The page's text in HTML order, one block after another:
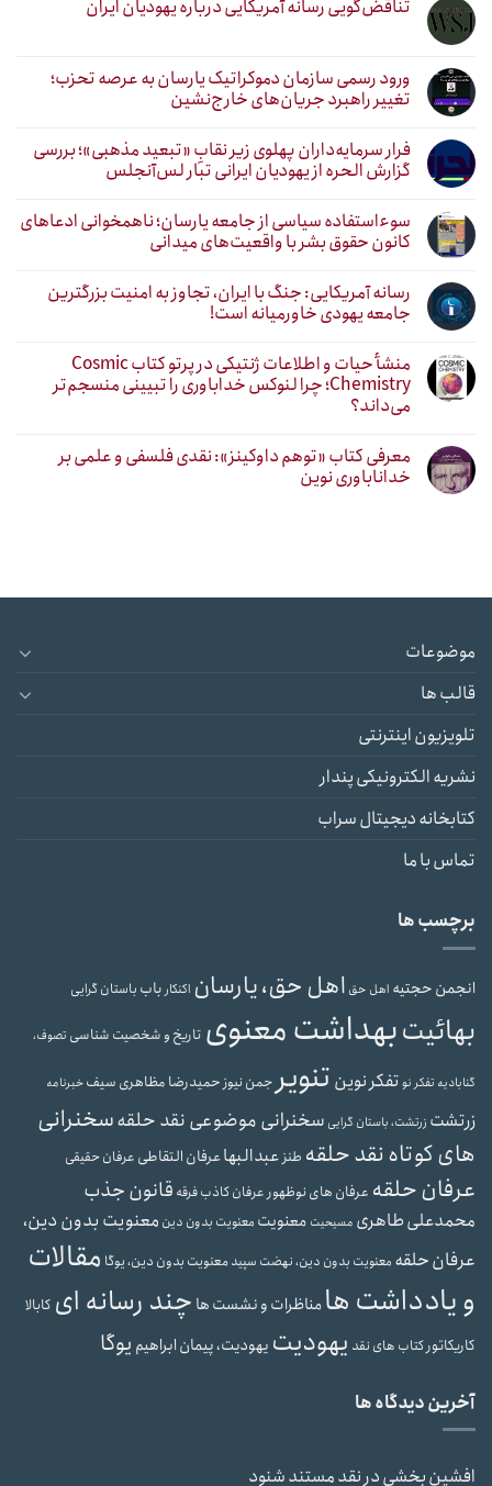
تناقض‌گویی رسانه آمریکایی درباره یهودیان ایران
ورود رسمی سازمان دموکراتیک یارسان به عرصه تحزب؛
تغییر راهبرد جریان‌های خارج‌نشین
فرار سرمایه‌داران پهلوی زیر نقابِ «تبعید مذهبی»؛ بررسی
گزارش الحره از یهودیان ایرانی تبار لس‌آنجلس
سوءاستفاده سیاسی از جامعه یارسان؛ ناهمخوانی ادعاهای
کانون حقوق بشر با واقعیت‌های میدانی
رسانه آمریکایی: جنگ با ایران، تجاوز به امنیت بزرگترین
جامعه یهودی خاورمیانه است!
منشأ حیات و اطلاعات ژنتیکی در پرتو کتاب Cosmic
Chemistry؛ چرا لنوکس خداباوری را تبیینی منسجم‌تر
می‌داند؟
معرفی کتاب «توهم داوکینز»: نقدی فلسفی و علمی بر
خداناباوری نوین
موضوعات
قالب ها
تلویزیون اینترنتی
نشریه الکترونیکی پندار
کتابخانه دیجیتال سراب
تماس با ما
برچسب ها
انجمن حجتیه اهل حق اهل حق، یارسان اکنکارباب باستان گرایی
بهائیتبهداشت معنوی تاریخ و شخصیت شناسی تصوف،
گنابادیه تفکر نوتفکر نوین تنویر جمن نیوز حمیدرضا مظاهری سیفخبرنامه
زرتشت زرتشت، باستان گرایی سخنرانی موضوعی نقد حلقهسخنرانی
های کوتاه نقد حلقه طنز عبدالبهاعرفان التقاطی عرفان حقیقی
عرفان حلقه عرفان های نوظهور عرفان کاذبفرقه قانون جذب
محمدعلی طاهری مسیحیت معنویت معنویت بدون دین معنویت بدون دین،
عرفان حلقه معنویت بدون دین، نهضت سپیدمعنویت بدون دین، یوگا مقالات
و یادداشت هامناظرات و نشست ها چند رسانه ای کابالا
کاریکاتور کتاب های نقد یهودیت یهودیت، پیمان ابراهیم یوگا
آخرین دیدگاه ها
افشین بخشیدرنقد مستند شنود